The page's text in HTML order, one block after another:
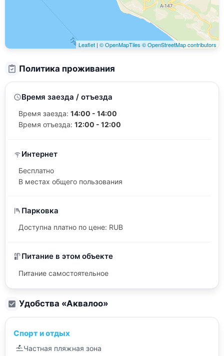
Leaflet | © OpenMapTiles © OpenStreetMap contributors
Политика проживания
Время заезда / отъезда
Время заезда: 14:00 - 14:00
Время отъезда: 12:00 - 12:00
Интернет
Бесплатно
В местах общего пользования
Парковка
Доступна платно по цене: RUB
Питание в этом объекте
Питание самостоятельное
Удобства «Аквалоо»
Спорт и отдых
Частная пляжная зона